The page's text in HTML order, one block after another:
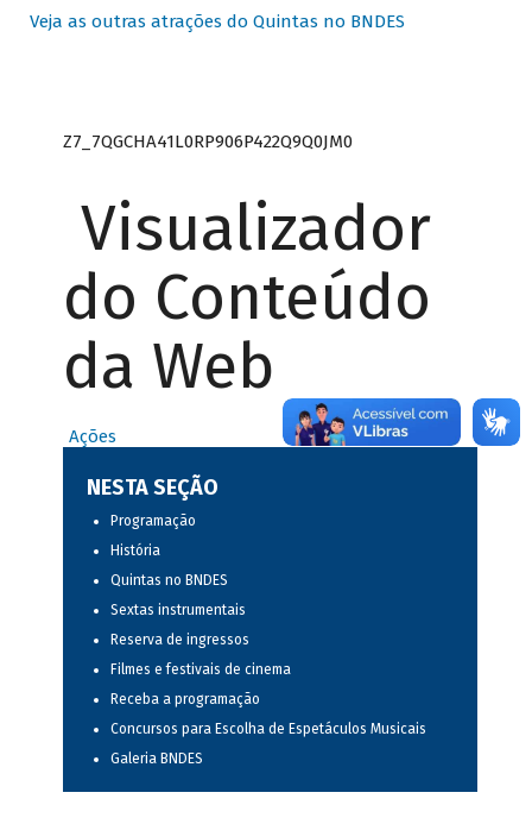
Veja as outras atrações do Quintas no BNDES
Z7_7QGCHA41L0RP906P422Q9Q0JM0
Visualizador
do Conteúdo
da Web
Ações
NESTA SEÇÃO
Programação
História
Quintas no BNDES
Sextas instrumentais
Reserva de ingressos
Filmes e festivais de cinema
Receba a programação
Concursos para Escolha de Espetáculos Musicais
Galeria BNDES